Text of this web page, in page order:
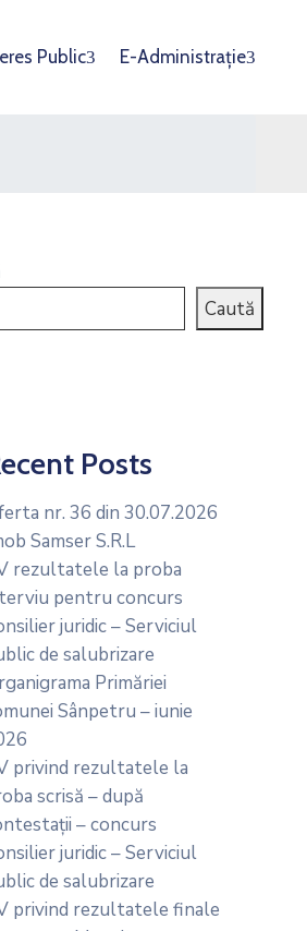
Public E-Administrație
Caută
Posts
nr. 36 din 30.07.2026
Samser S.R.L
rezultatele la proba
pentru concurs
juridic – Serviciul
de salubrizare
Primăriei
Sânpetru – iunie
privind rezultatele la
scrisă – după
– concurs
juridic – Serviciul
de salubrizare
privind rezultatele finale